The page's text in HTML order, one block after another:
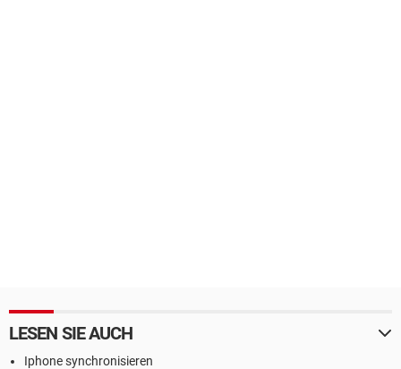
LESEN SIE AUCH
Iphone synchronisieren